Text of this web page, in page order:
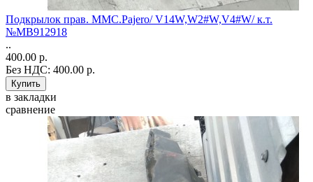
Подкрылок прав. MMC.Pajero/ V14W,W2#W,V4#W/ к.т.
№MB912918
..
400.00 р.
Без НДС: 400.00 р.
в закладки
сравнение